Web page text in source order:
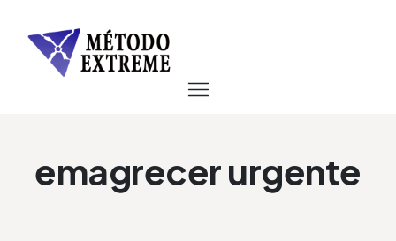
emagrecer urgente